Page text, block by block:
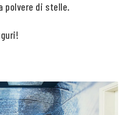
polvere di stelle.